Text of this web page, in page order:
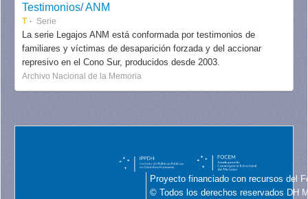
Testimonios/ ANM
T Serie
La serie Legajos ANM está conformada por testimonios de
familiares y víctimas de desaparición forzada y del accionar
represivo en el Cono Sur, producidos desde 2003.
Archivo Nacional de la Memoria
Proyecto financiado con recursos del
© Todos los derechos reservados DH